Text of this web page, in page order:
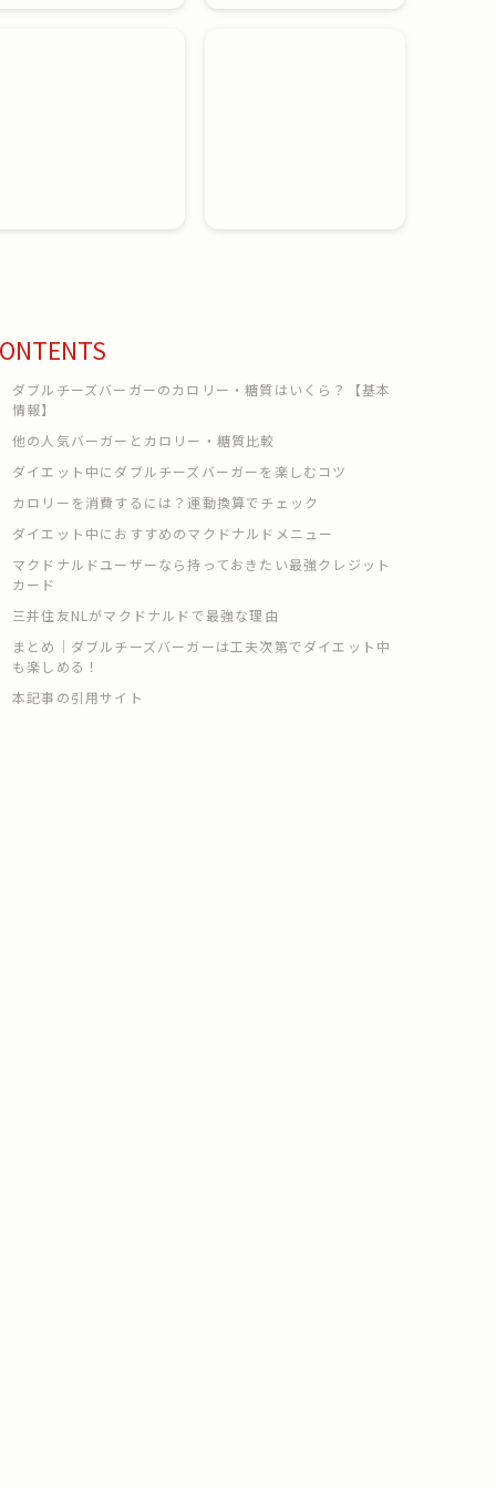
ダブルチーズバーガーのカロリー・糖質はいくら？【基本
情報】
他の人気バーガーとカロリー・糖質比較
ダイエット中にダブルチーズバーガーを楽しむコツ
カロリーを消費するには？運動換算でチェック
ダイエット中におすすめのマクドナルドメニュー
マクドナルドユーザーなら持っておきたい最強クレジット
カード
三井住友NLがマクドナルドで最強な理由
まとめ｜ダブルチーズバーガーは工夫次第でダイエット中
も楽しめる！
本記事の引用サイト